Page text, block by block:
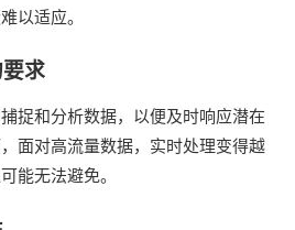
以适应。
求
捉和分析数据，以便及时响应潜在
面对高流量数据，实时处理变得越
能无法避免。